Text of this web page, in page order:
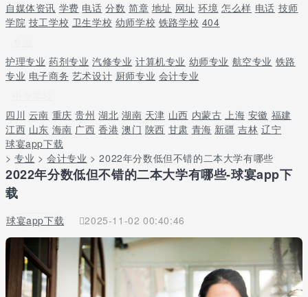
自媒体资讯 学费 电话 分数 简章 地址 网址 环境 怎么样 电话 技师
学院 技工学校 卫生学校 幼师学校 铁路学校 404
护理专业 药剂专业 汽修专业 计算机专业 幼师专业 航空专业 铁路
专业 电子商务 艺术设计 厨师专业 会计专业
四川 云南 重庆 贵州 湖北 湖南 天津 山西 内蒙古 上海 安徽 福建
江西 山东 海南 广西 香港 澳门 陕西 甘肃 青海 新疆 吉林 辽宁
球宴app下载
>专业 >会计专业 > 2022年分数低但不错的二本大学有哪些
2022年分数低但不错的二本大学有哪些-球宴app下
载
球宴app下载 2025-11-02 00:40:46